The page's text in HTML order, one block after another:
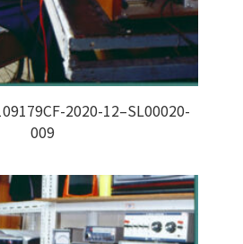
2020-12–SL00020-
009